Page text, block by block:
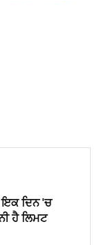
ਇਕ ਦਿਨ 'ਚ
ਹੈ ਲਿਮਟ